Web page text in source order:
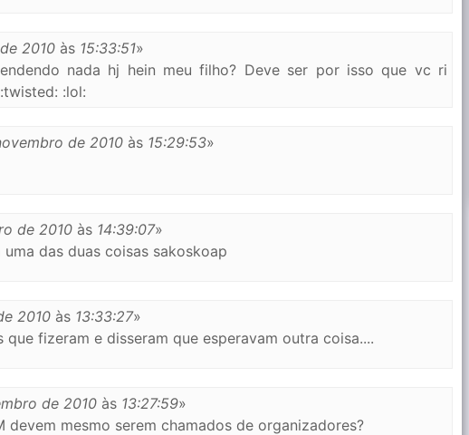
2010 às 15:33:51»
nada hj hein meu filho? Deve ser por isso que vc ri
:lol:
de 2010 às 15:29:53»
de 2010 às 14:39:07»
das duas coisas sakoskoap
2010 às 13:33:27»
fizeram e disseram que esperavam outra coisa....
de 2010 às 13:27:59»
devem mesmo serem chamados de organizadores?